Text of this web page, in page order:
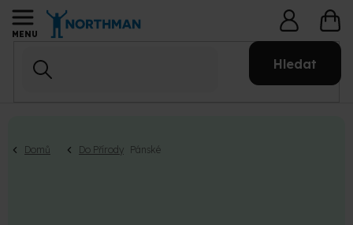
Přejít
na
Hledat
Domů Do Přírody Pánské